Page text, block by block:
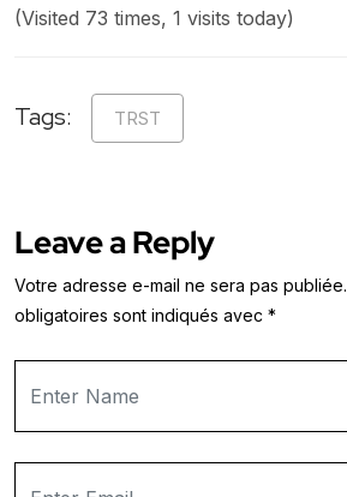
(Visited 73 times, 1 visits today)
Tags: TRST
Leave a Reply
Votre adresse e-mail ne sera pas publiée.
obligatoires sont indiqués avec *